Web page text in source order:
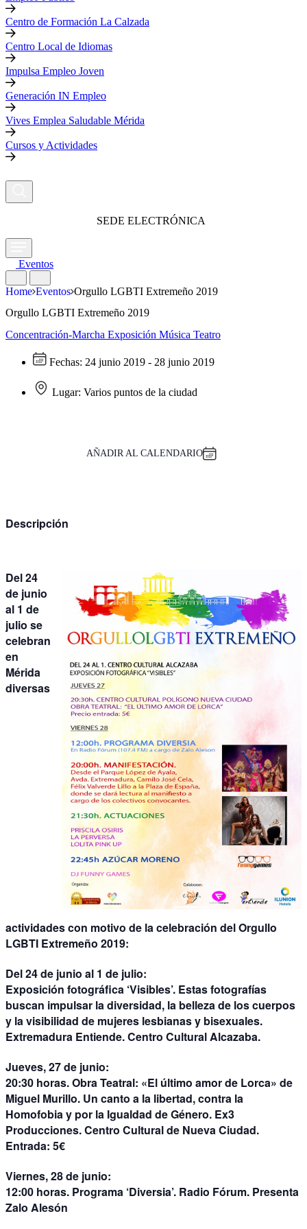
Centro de Formación La Calzada
Centro Local de Idiomas
Impulsa Empleo Joven
Generación IN Empleo
Vives Emplea Saludable Mérida
Cursos y Actividades
SEDE ELECTRÓNICA
Eventos
Home Eventos Orgullo LGBTI Extremeño 2019
Orgullo LGBTI Extremeño 2019
Concentración-Marcha Exposición Música Teatro
Fechas: 24 junio 2019 - 28 junio 2019
Lugar: Varios puntos de la ciudad
AÑADIR AL CALENDARIO
Descripción
Del 24
de junio
al 1 de
julio se
celebran
en
Mérida
diversas
actividades con motivo de la celebración delOrgullo
LGBTI Extremeño 2019:
Del 24 de junio al 1 de julio:
Exposición fotográfica ‘Visibles’. Estas fotografías
buscan impulsar la diversidad, la belleza de los cuerpos
y la visibilidad de mujeres lesbianas y bisexuales.
Extremadura Entiende. Centro Cultural Alcazaba.
Jueves, 27 de junio:
20:30 horas. Obra Teatral: «El último amor de Lorca» de
Miguel Murillo. Un canto a la libertad, contra la
Homofobia y por la Igualdad de Género. Ex3
Producciones. Centro Cultural de Nueva Ciudad.
Entrada: 5€
Viernes, 28 de junio:
12:00 horas. Programa ‘Diversia’. Radio Fórum. Presenta
Zalo Alesón